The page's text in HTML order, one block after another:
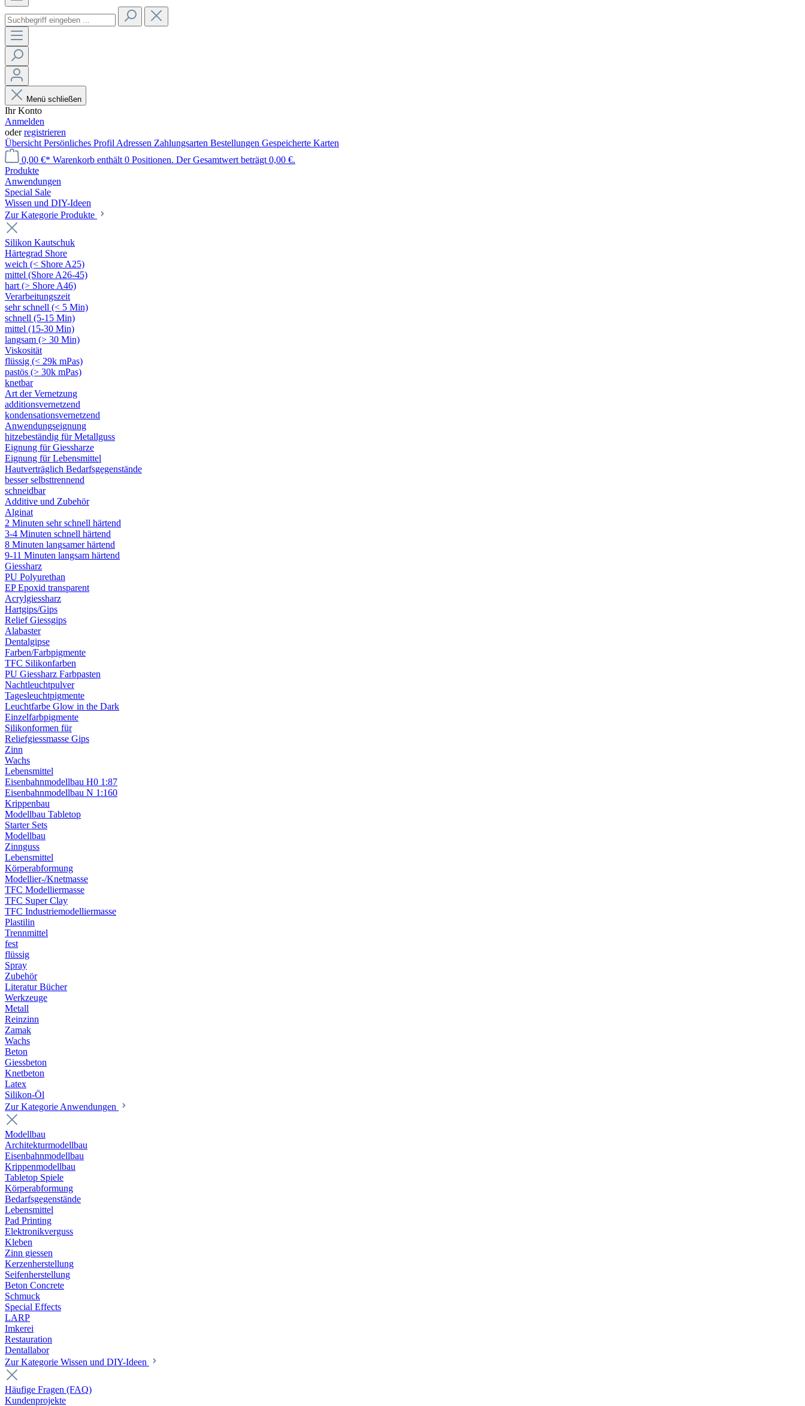
Menü schließen
Ihr Konto
Anmelden
oderregistrieren
Übersicht Persönliches Profil Adressen Zahlungsarten Bestellungen Gespeicherte Karten
0,00 €* Warenkorb enthält 0 Positionen. Der Gesamtwert beträgt 0,00 €.
Produkte
Anwendungen
Special Sale
Wissen und DIY-Ideen
Zur Kategorie Produkte
Silikon Kautschuk
Härtegrad Shore
weich (< Shore A25)
mittel (Shore A26-45)
hart (> Shore A46)
Verarbeitungszeit
sehr schnell (< 5 Min)
schnell (5-15 Min)
mittel (15-30 Min)
langsam (> 30 Min)
Viskosität
flüssig (< 29k mPas)
pastös (> 30k mPas)
knetbar
Art der Vernetzung
additionsvernetzend
kondensationsvernetzend
Anwendungseignung
hitzebeständig für Metallguss
Eignung für Giessharze
Eignung für Lebensmittel
Hautverträglich Bedarfsgegenstände
besser selbsttrennend
schneidbar
Additive und Zubehör
Alginat
2 Minuten sehr schnell härtend
3-4 Minuten schnell härtend
8 Minuten langsamer härtend
9-11 Minuten langsam härtend
Giessharz
PU Polyurethan
EP Epoxid transparent
Acrylgiessharz
Hartgips/Gips
Relief Giessgips
Alabaster
Dentalgipse
Farben/Farbpigmente
TFC Silikonfarben
PU Giessharz Farbpasten
Nachtleuchtpulver
Tagesleuchtpigmente
Leuchtfarbe Glow in the Dark
Einzelfarbpigmente
Silikonformen für
Reliefgiessmasse Gips
Zinn
Wachs
Lebensmittel
Eisenbahnmodellbau H0 1:87
Eisenbahnmodellbau N 1:160
Krippenbau
Modellbau Tabletop
Starter Sets
Modellbau
Zinnguss
Lebensmittel
Körperabformung
Modellier-/Knetmasse
TFC Modelliermasse
TFC Super Clay
TFC Industriemodelliermasse
Plastilin
Trennmittel
fest
flüssig
Spray
Zubehör
Literatur Bücher
Werkzeuge
Metall
Reinzinn
Zamak
Wachs
Beton
Giessbeton
Knetbeton
Latex
Silikon-Öl
Zur Kategorie Anwendungen
Modellbau
Architekturmodellbau
Eisenbahnmodellbau
Krippenmodellbau
Tabletop Spiele
Körperabformung
Bedarfsgegenstände
Lebensmittel
Pad Printing
Elektronikverguss
Kleben
Zinn giessen
Kerzenherstellung
Seifenherstellung
Beton Concrete
Schmuck
Special Effects
LARP
Imkerei
Restauration
Dentallabor
Zur Kategorie Wissen und DIY-Ideen
Häufige Fragen (FAQ)
Kundenprojekte